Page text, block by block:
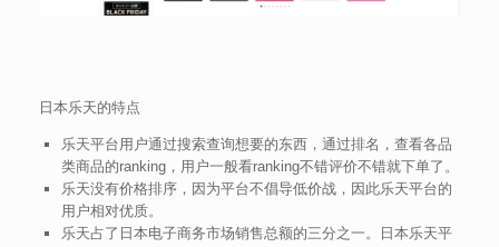
日本乐天的特点
乐天平台用户通过搜索查询想要的东西，通过排名，查看各品
类商品的ranking，用户一般看ranking不错评价不错就下单了。
乐天没有价格排序，因为平台不倡导低价战，因此乐天平台的
用户相对优质。
乐天占了日本电子商务市场销售总额的三分之一。日本乐天平